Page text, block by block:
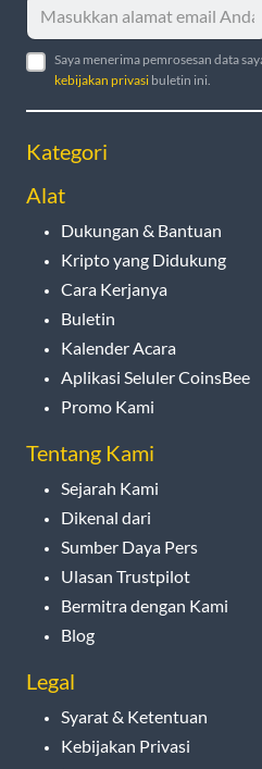
Saya menerima pemrosesan data
kebijakan privasi buletin ini.
Kategori
Alat
Dukungan & Bantuan
Kripto yang Didukung
Cara Kerjanya
Buletin
Kalender Acara
Aplikasi Seluler CoinsBee
Promo Kami
Tentang Kami
Sejarah Kami
Dikenal dari
Sumber Daya Pers
Ulasan Trustpilot
Bermitra dengan Kami
Blog
Legal
Syarat & Ketentuan
Kebijakan Privasi